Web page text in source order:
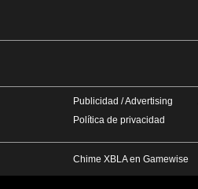
Publicidad / Advertising
Política de privacidad
Chime XBLA en Gamewise